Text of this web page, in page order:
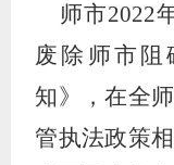
师市2022
废除师市阻
知》，在全
管执法政策